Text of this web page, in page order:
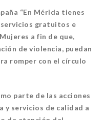
“En Mérida tienes
servicios gratuitos e
a fin de que,
de violencia, puedan
romper con el círculo
parte de las acciones
y servicios de calidad a